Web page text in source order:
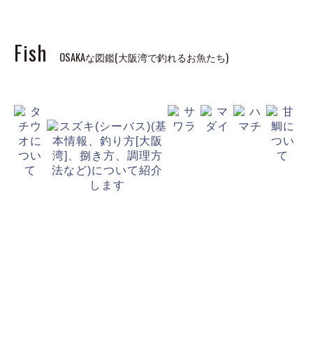
Fish OSAKAな図鑑(大阪湾で釣れるお魚たち)